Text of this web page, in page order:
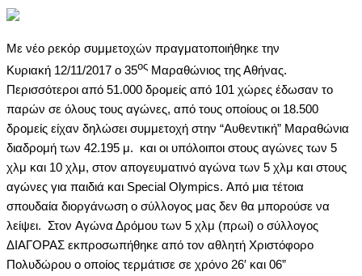
Με νέο ρεκόρ συμμετοχών πραγματοποιήθηκε την
Κυριακή 12/11/2017 ο 35ος Μαραθώνιος της Αθήνας.
Περισσότεροι από 51.000 δρομείς από 101 χώρες έδωσαν το
παρών σε όλους τους αγώνες, από τους οποίους οι 18.500
δρομείς είχαν δηλώσει συμμετοχή στην “Αυθεντική” Μαραθώνια
διαδρομή των 42.195 μ. και οι υπόλοιποι στους αγώνες των 5
χλμ και 10 χλμ, στον απογευματινό αγώνα των 5 χλμ και στους
αγώνες για παιδιά και Special Olympics. Από μια τέτοια
σπουδαία διοργάνωση ο σύλλογος μας δεν θα μπορούσε να
λείψει. Στον Αγώνα Δρόμου των 5 χλμ (πρωί) ο σύλλογος
ΔΙΑΓΟΡΑΣ εκπροσωπήθηκε από τον αθλητή Χριστόφορο
Πολυδώρου ο οποίος τερμάτισε σε χρόνο 26′ και 06”